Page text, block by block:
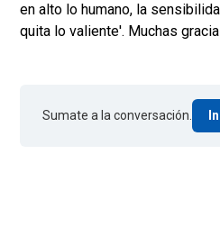
en alto lo humano, la
quita lo valiente'. Muchas
Sumate a la conversación.